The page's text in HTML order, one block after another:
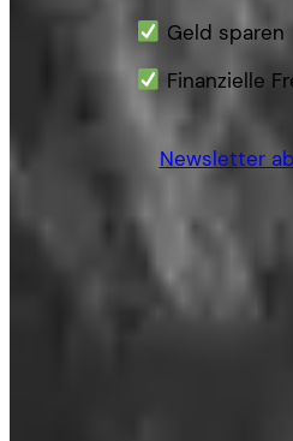
Geld sparen
Finanzielle
Newsletter